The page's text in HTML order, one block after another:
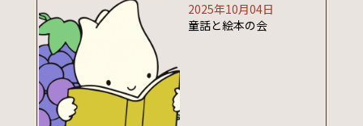
2025年10月04日
童話と絵本の会